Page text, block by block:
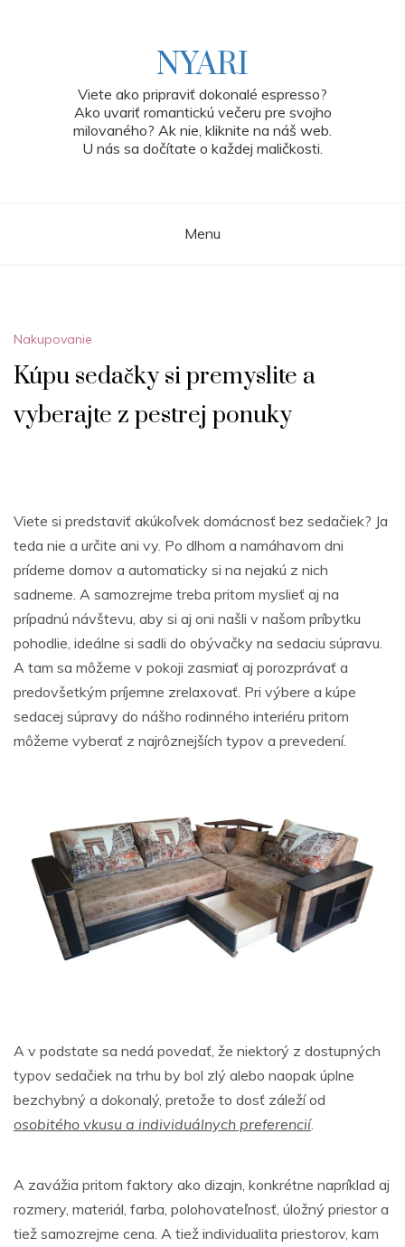
NYARI
Viete ako pripraviť dokonalé espresso?
Ako uvariť romantickú večeru pre svojho
milovaného? Ak nie, kliknite na náš web.
U nás sa dočítate o každej maličkosti.
Menu
Nakupovanie
Kúpu sedačky si premyslite a
vyberajte z pestrej ponuky
Viete si predstaviť akúkoľvek domácnosť bez sedačiek? Ja
teda nie a určite ani vy. Po dlhom a namáhavom dni
prídeme domov a automaticky si na nejakú z nich
sadneme. A samozrejme treba pritom myslieť aj na
prípadnú návštevu, aby si aj oni našli v našom príbytku
pohodlie, ideálne si sadli do obývačky na sedaciu súpravu.
A tam sa môžeme v pokoji zasmiať aj porozprávať a
predovšetkým príjemne zrelaxovať. Pri výbere a kúpe
sedacej súpravy do nášho rodinného interiéru pritom
môžeme vyberať z najrôznejších typov a prevedení.
A v podstate sa nedá povedať, že niektorý z dostupných
typov sedačiek na trhu by bol zlý alebo naopak úplne
bezchybný a dokonalý, pretože to dosť záleží od
osobitého vkusu a individuálnych preferencií.
A zavážia pritom faktory ako dizajn, konkrétne napríklad aj
rozmery, materiál, farba, polohovateľnosť, úložný priestor a
tiež samozrejme cena. A tiež individualita priestorov, kam